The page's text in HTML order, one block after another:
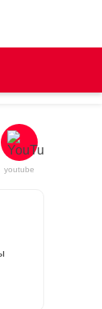
youtube